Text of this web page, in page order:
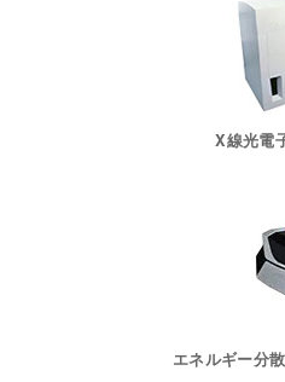
X線光電
エネルギー分